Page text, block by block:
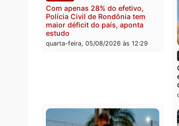
Flávio Bolsonaro escolhe Alfredo
Gaspar para vice em chapa pura